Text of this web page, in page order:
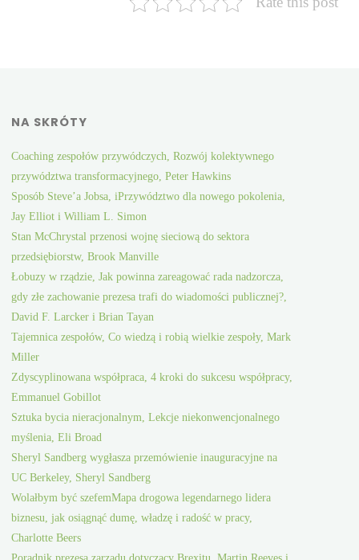
NA SKRÓTY
Coaching zespołów przywódczych, Rozwój kolektywnego
przywództwa transformacyjnego, Peter Hawkins
Sposób Steve’a Jobsa, iPrzywództwo dla nowego pokolenia,
Jay Elliot i William L. Simon
Stan McChrystal przenosi wojnę sieciową do sektora
przedsiębiorstw, Brook Manville
Łobuzy w rządzie, Jak powinna zareagować rada nadzorcza,
gdy złe zachowanie prezesa trafi do wiadomości publicznej?,
David F. Larcker i Brian Tayan
Tajemnica zespołów, Co wiedzą i robią wielkie zespoły, Mark
Miller
Zdyscyplinowana współpraca, 4 kroki do sukcesu współpracy,
Emmanuel Gobillot
Sztuka bycia nieracjonalnym, Lekcje niekonwencjonalnego
myślenia, Eli Broad
Sheryl Sandberg wygłasza przemówienie inauguracyjne na
UC Berkeley, Sheryl Sandberg
Wolałbym być szefemMapa drogowa legendarnego lidera
biznesu, jak osiągnąć dumę, władzę i radość w pracy,
Charlotte Beers